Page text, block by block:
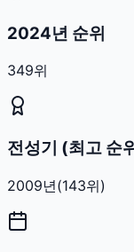
2024년 순위
349위
전성기 (최고 순
2009년(143위)